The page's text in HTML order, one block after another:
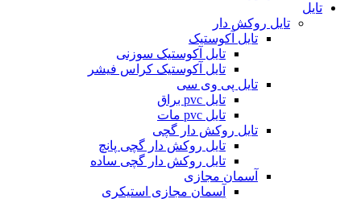
تایل
تایل روکش دار
تایل آکوستیک
تایل آکوستیک سوزنی
تایل آکوستیک کراس فیشر
تایل پی وی سی
تایل pvc براق
تایل pvc مات
تایل روکش دار گچی
تایل روکش دار گچی پانچ
تایل روکش دار گچی ساده
آسمان مجازی
آسمان مجازی استیکری